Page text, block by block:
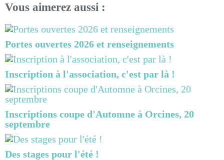
Vous aimerez aussi :
Portes ouvertes 2026 et renseignements
Inscription à l'association, c'est par là !
Inscriptions coupe d'Automne à Orcines, 20
septembre
Des stages pour l'été !